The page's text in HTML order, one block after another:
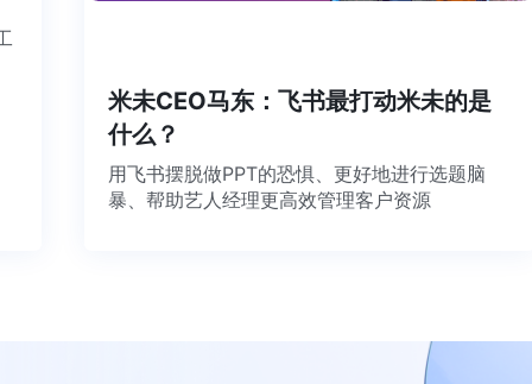
米未CEO马东：飞书最打动米未的是
什么？
用飞书摆脱做PPT的恐惧、更好地进行选题脑
暴、帮助艺人经理更高效管理客户资源